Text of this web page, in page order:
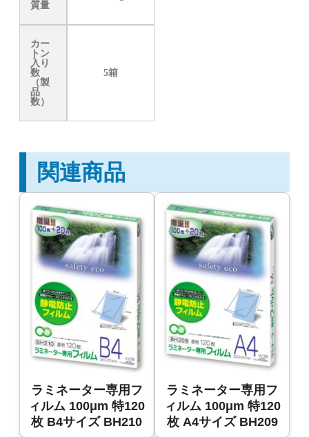
質量
カー
トン
入り
数
（製
品
数）
5箱
関連商品
ラミネーター専用フ
ィルム 100μm 特120
枚 B4サイズ BH210
ラミネーター専用フ
ィルム 100μm 特120
枚 A4サイズ BH209